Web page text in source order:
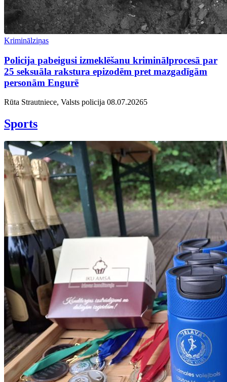
Kriminālziņas
Policija pabeigusi izmeklēšanu kriminālprocesā par
25 seksuāla rakstura epizodēm pret mazgadīgām
personām Engurē
Rūta Strautniece, Valsts policija 08.07.20265
Sports